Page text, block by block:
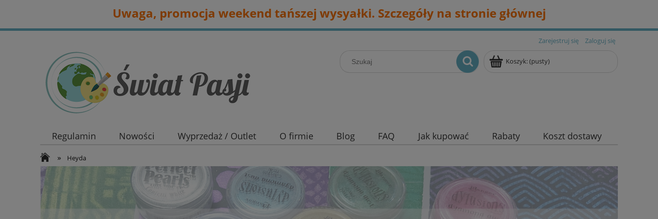
Uwaga, promocja weekend tańszej wysyałki. Szczegóły na stronie głównej
Zarejestruj się Zaloguj się
Koszyk:(pusty)
Regulamin Nowości Wyprzedaż / Outlet O firmie Blog FAQ Jak kupować Rabaty Koszt dostawy
» Heyda